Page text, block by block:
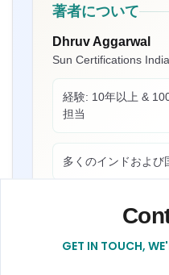
著者について
Dhruv Aggarwal
Sun Certifications
経験: 10年以上 &
担当
多くのインドおよび
私とつ
連絡先:
と誠実さが私たちの信
Belle様
Thantawan Industries
Sun Certifications
す。問題のないBIS認
Contact form to get in
GET IN TOUCH,